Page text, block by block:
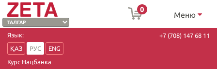
0
Меню
Язык:
ҚАЗ
РУС
ENG
Курс Нацбанка
+7 (708) 147 68 11